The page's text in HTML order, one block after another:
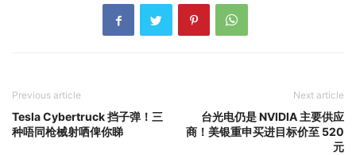
Previous article
Tesla Cybertruck 挡子弹！三
种唔同枪械射哂俾你睇
Next article
台光电仍是 NVIDIA 主要供应
商！美银重申买进目标价至 520
元